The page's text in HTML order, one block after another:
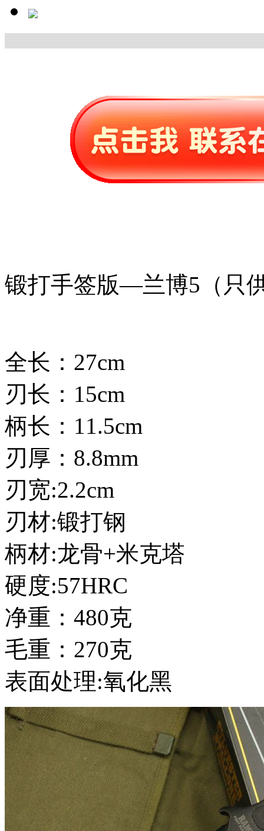
锻打手签版—兰博5（只
全长：27cm
刃长：15cm
柄长：11.5cm
刃厚：8.8mm
刃宽:2.2cm
刃材:锻打钢
柄材:龙骨+米克塔
硬度:57HRC
净重：480克
毛重：270克
表面处理:氧化黑